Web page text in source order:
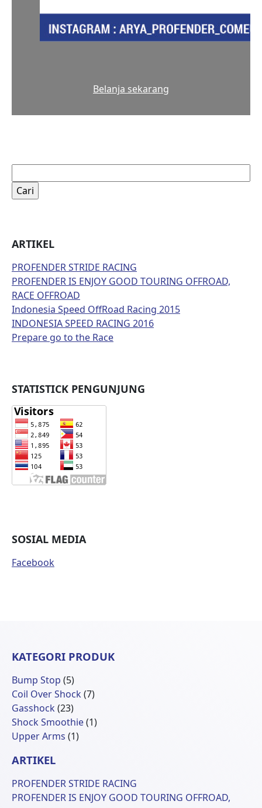
Belanja sekarang
untuk:
ARTIKEL
PROFENDER STRIDE RACING
PROFENDER IS ENJOY GOOD TOURING OFFROAD,
RACE OFFROAD
Indonesia Speed OffRoad Racing 2015
INDONESIA SPEED RACING 2016
Prepare go to the Race
STATISTICK PENGUNJUNG
SOSIAL MEDIA
Facebook
KATEGORI PRODUK
Bump Stop 55
Produk
Coil Over Shock 77
Gasshock 2323
Produk
Shock Smoothie 11
Upper Arms 11
ARTIKEL
PROFENDER STRIDE RACING
PROFENDER IS ENJOY GOOD TOURING OFFROAD,